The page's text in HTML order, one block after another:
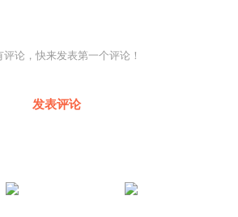
评论，快来发表第一个评论！
发表评论